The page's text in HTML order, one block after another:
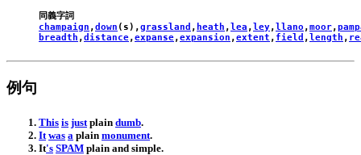
champaign ,down ( s),grassland , heath ,lea ,ley,llano ,moor,
breadth ,distance,expanse,expansion ,extent , field ,length ,
例句
This is just plain dumb.
It was a plain monument.
It's SPAM plain and simple.